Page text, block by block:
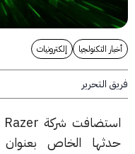
التكنولجيا إلكترونيات